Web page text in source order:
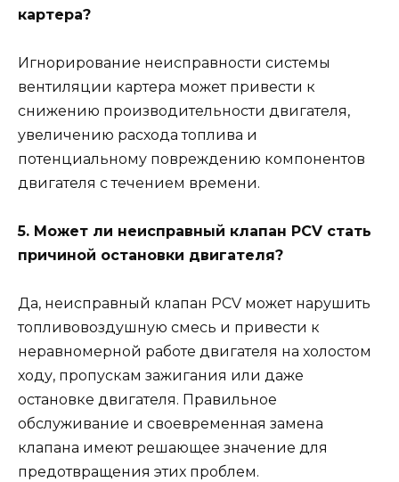
картера?
Игнорирование неисправности системы
вентиляции картера может привести к
снижению производительности двигателя,
увеличению расхода топлива и
потенциальному повреждению компонентов
двигателя с течением времени.
5. Может ли неисправный клапан PCV стать
причиной остановки двигателя?
Да, неисправный клапан PCV может нарушить
топливовоздушную смесь и привести к
неравномерной работе двигателя на холостом
ходу, пропускам зажигания или даже
остановке двигателя. Правильное
обслуживание и своевременная замена
клапана имеют решающее значение для
предотвращения этих проблем.